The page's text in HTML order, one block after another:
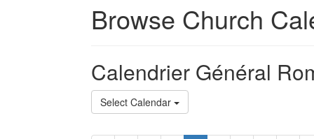
Browse Church
Calendrier Général
Select Calendar